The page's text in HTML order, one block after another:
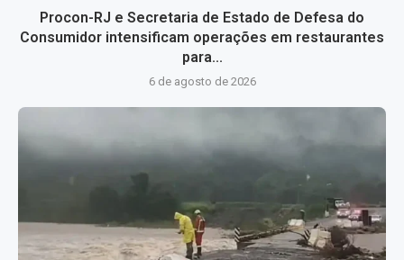
Procon-RJ e Secretaria de Estado de Defesa do
Consumidor intensificam operações em restaurantes
para...
6 de agosto de 2026